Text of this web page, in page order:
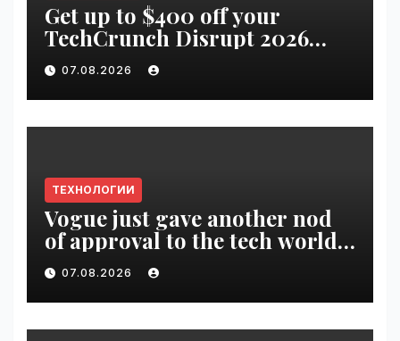
Get up to $400 off your
TechCrunch Disrupt 2026
pass until tomorrow |
VseTime.ru
07.08.2026
ТЕХНОЛОГИИ
Vogue just gave another nod
of approval to the tech world |
VseTime.ru
07.08.2026